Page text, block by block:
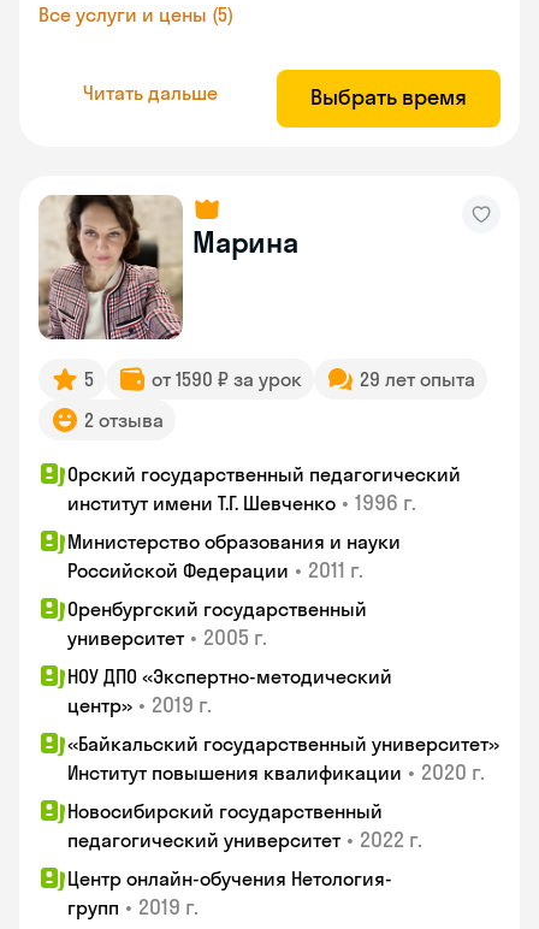
Все услуги и цены (5)
Читать дальше Выбрать время
Марина
5 от 1590 ₽ за урок
29 лет опыта
2 отзыва
Орский государственный педагогический
институт имени Т.Г. Шевченко • 1996 г.
Министерство образования и науки
Российской Федерации • 2011 г.
Оренбургский государственный
университет • 2005 г.
НОУ ДПО «Экспертно-методический
центр» • 2019 г.
«Байкальский государственный университет»
Институт повышения квалификации • 2020 г.
Новосибирский государственный
педагогический университет • 2022 г.
Центр онлайн-обучения Нетология-
групп • 2019 г.